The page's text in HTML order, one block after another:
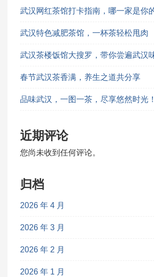
武汉网红茶馆打卡指南，哪一家是你
武汉特色减肥茶馆，一杯茶轻松甩肉
武汉茶楼饭馆大搜罗，带你尝遍武汉
春节武汉茶香满，养生之道共分享
品味武汉，一图一茶，尽享悠然时光！
近期评论
您尚未收到任何评论。
归档
2026 年 4 月
2026 年 3 月
2026 年 2 月
2026 年 1 月